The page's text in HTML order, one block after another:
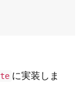
に実装しま